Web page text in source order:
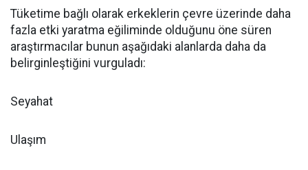
Tüketime bağlı olarak erkeklerin çevre üzerinde daha
fazla etki yaratma eğiliminde olduğunu öne süren
araştırmacılar bunun aşağıdaki alanlarda daha da
belirginleştiğini vurguladı:
Seyahat
Ulaşım